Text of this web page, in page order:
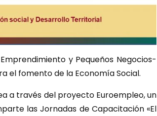
y Pequeños Negocios-
el fomento de la Economía Social.
a través del proyecto Euroempleo, un
las Jornadas de Capacitación «El